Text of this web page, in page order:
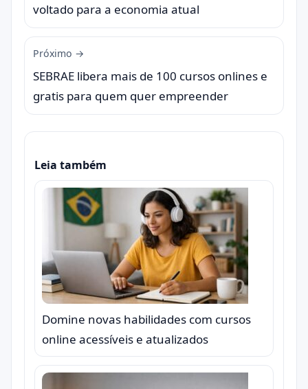
voltado para a economia atual
Próximo →
SEBRAE libera mais de 100 cursos onlines e
gratis para quem quer empreender
Leia também
Domine novas habilidades com cursos
online acessíveis e atualizados